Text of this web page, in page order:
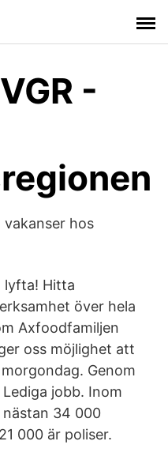
-
hos
lyfta! Hitta
över hela
Axfoodfamiljen
oss möjlighet att
Genom
jobb. Inom
34 000
000 är poliser.